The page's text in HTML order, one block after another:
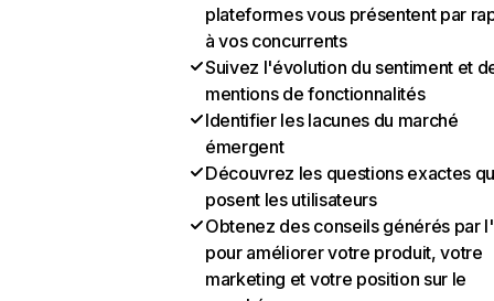
plateformes vous présentent par
à vos concurrents
Suivez l'évolution du sentiment et
mentions de fonctionnalités
Identifier les lacunes du marché
émergent
Découvrez les questions exactes
posent les utilisateurs
Obtenez des conseils générés par
pour améliorer votre produit, votre
marketing et votre position sur le